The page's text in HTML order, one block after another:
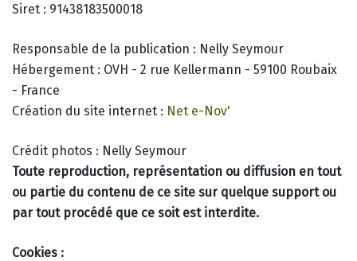
Siret : 91438183500018
Responsable de la publication : Nelly Seymour
Hébergement : OVH - 2 rue Kellermann - 59100 Roubaix
- France
Création du site internet : Net e-Nov'
Crédit photos : Nelly Seymour
Toute reproduction, représentation ou diffusion en tout
ou partie du contenu de ce site sur quelque support ou
par tout procédé que ce soit est interdite.
Cookies :